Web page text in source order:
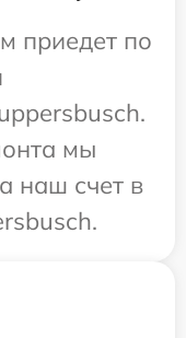
приедет по
мы
наш счет в